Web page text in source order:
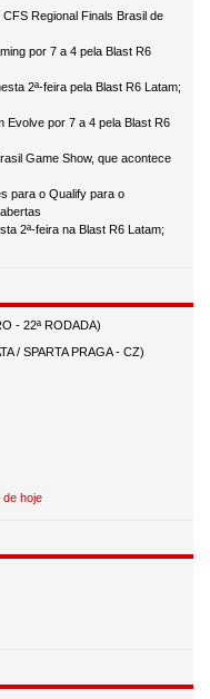
Regional Finals Brasil de
por 7 a 4 pela Blast R6
2ª-feira pela Blast R6 Latam;
Evolve por 7 a 4 pela Blast R6
Game Show, que acontece
para o Qualify para o
2ª-feira na Blast R6 Latam;
hoje